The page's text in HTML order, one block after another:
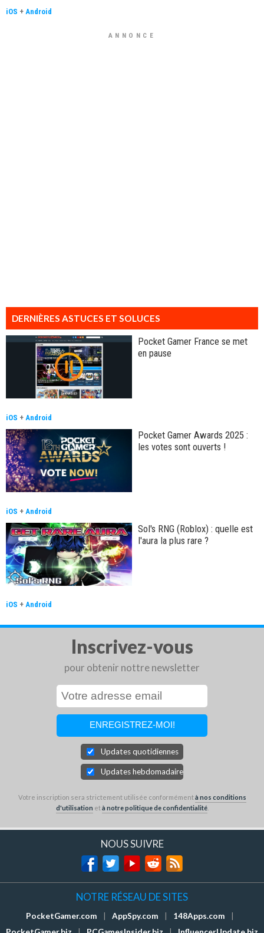
iOS + Android
ANNONCE
DERNIÈRES ASTUCES ET SOLUCES
Pocket Gamer France se met
en pause
iOS + Android
Pocket Gamer Awards 2025 :
les votes sont ouverts !
iOS + Android
Sol's RNG (Roblox) : quelle est
l'aura la plus rare ?
iOS + Android
Inscrivez-vous
pour obtenir nottre newsletter
Updates quotidiennes
Updates hebdomadaires
Votre inscription sera strictement utilisée conformémentà nos conditions
d'utilisation età notre politique de confidentialité.
NOUS SUIVRE
NOTRE RÉSEAU DE SITES
PocketGamer.com AppSpy.com 148Apps.com